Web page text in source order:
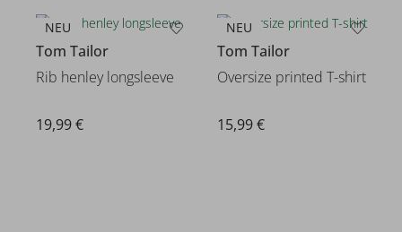
NEU
Tom Tailor
Rib henley longsleeve
19,99 €
NEU
Tom Tailor
Oversize printed T-shirt
15,99 €